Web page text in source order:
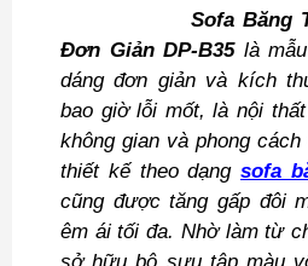
Sofa Băng Thiết
Đơn Giản DP-B35là
dáng đơn giản và kích
bao giờ lỗi mốt, là nội
không gian và phong
thiết kế theo dạng sofa
cũng được tăng gấp đôi
êm ái tối đa. Nhờ làm từ